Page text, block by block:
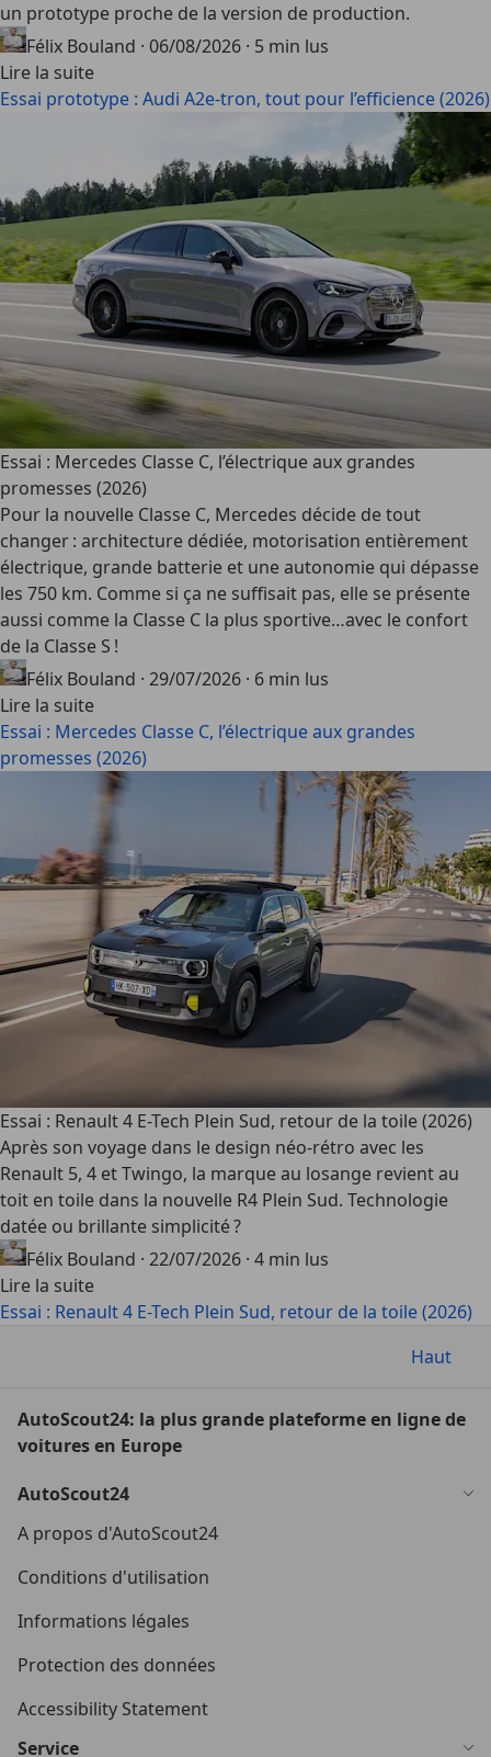
un prototype proche de la version de production.
Félix Bouland · 06/08/2026 · 5 min lus
Lire la suite
Essai prototype : Audi A2e-tron, tout pour l’efficience (2026)
Essai : Mercedes Classe C, l’électrique aux grandes
promesses (2026)
Pour la nouvelle Classe C, Mercedes décide de tout
changer : architecture dédiée, motorisation entièrement
électrique, grande batterie et une autonomie qui dépasse
les 750 km. Comme si ça ne suffisait pas, elle se présente
aussi comme la Classe C la plus sportive…avec le confort
de la Classe S !
Félix Bouland · 29/07/2026 · 6 min lus
Lire la suite
Essai : Mercedes Classe C, l’électrique aux grandes
promesses (2026)
Essai : Renault 4 E-Tech Plein Sud, retour de la toile (2026)
Après son voyage dans le design néo-rétro avec les
Renault 5, 4 et Twingo, la marque au losange revient au
toit en toile dans la nouvelle R4 Plein Sud. Technologie
datée ou brillante simplicité ?
Félix Bouland · 22/07/2026 · 4 min lus
Lire la suite
Essai : Renault 4 E-Tech Plein Sud, retour de la toile (2026)
Haut
AutoScout24: la plus grande plateforme en ligne de
voitures en Europe
AutoScout24
A propos d'AutoScout24
Conditions d'utilisation
Informations légales
Protection des données
Accessibility Statement
Service